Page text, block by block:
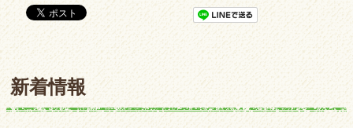
新着情報